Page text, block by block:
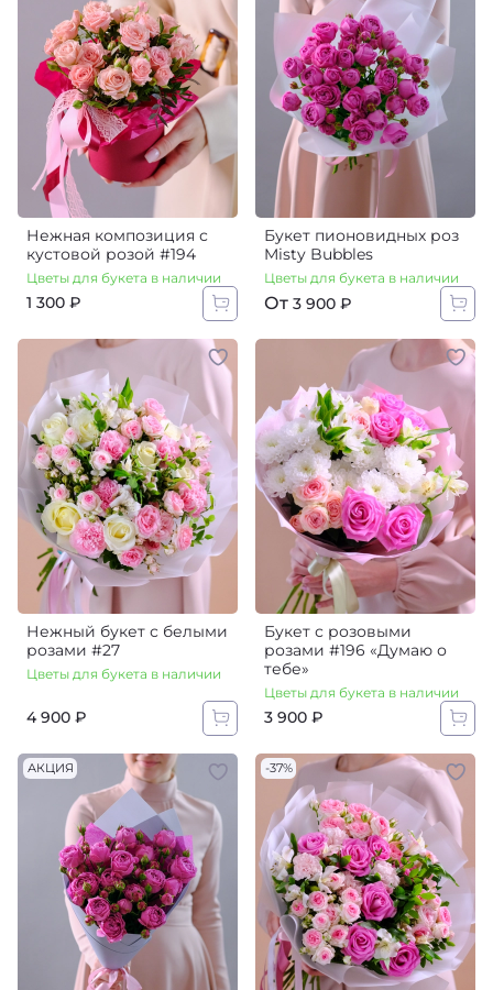
Нежная композиция с
кустовой розой #194
Цветы для букета в наличии
1 300 ₽
Букет пионовидных роз
Misty Bubbles
Цветы для букета в наличии
От 3 900 ₽
Нежный букет с белыми
розами #27
Цветы для букета в наличии
4 900 ₽
Букет с розовыми
розами #196 «Думаю о
тебе»
Цветы для букета в наличии
3 900 ₽
АКЦИЯ -37%